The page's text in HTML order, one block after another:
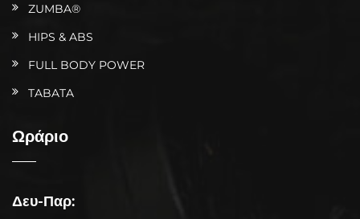
ZUMBA®
HIPS & ABS
FULL BODY POWER
TABATA
Ωράριο
Δευ-Παρ: